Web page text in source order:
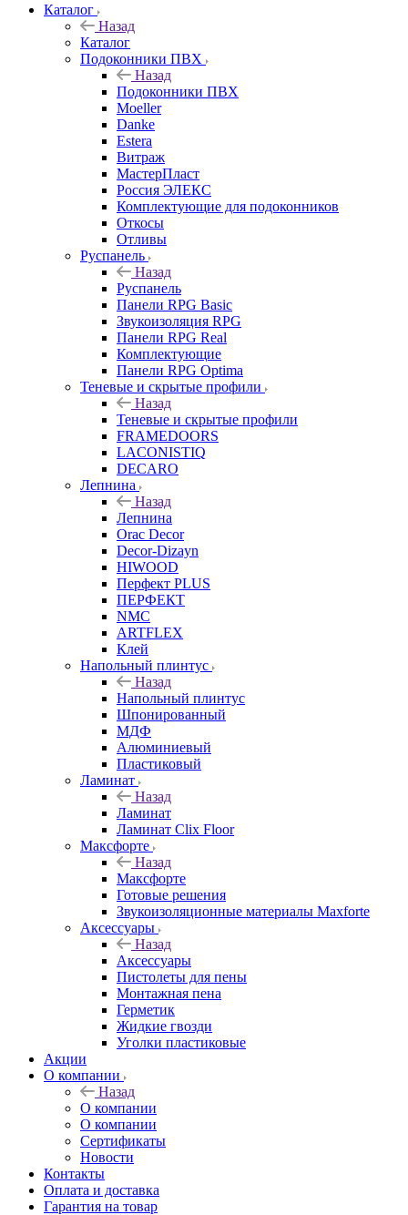
Каталог
Назад
Каталог
Подоконники ПВХ
Назад
Подоконники ПВХ
Moeller
Danke
Estera
Витраж
МастерПласт
Россия ЭЛЕКС
Комплектующие для подоконников
Откосы
Отливы
Руспанель
Назад
Руспанель
Панели RPG Basic
Звукоизоляция RPG
Панели RPG Real
Комплектующие
Панели RPG Optima
Теневые и скрытые профили
Назад
Теневые и скрытые профили
FRAMEDOORS
LACONISTIQ
DECARO
Лепнина
Назад
Лепнина
Orac Decor
Decor-Dizayn
HIWOOD
Перфект PLUS
ПЕРФЕКТ
NMC
ARTFLEX
Клей
Напольный плинтус
Назад
Напольный плинтус
Шпонированный
МДФ
Алюминиевый
Пластиковый
Ламинат
Назад
Ламинат
Ламинат Clix Floor
Максфорте
Назад
Максфорте
Готовые решения
Звукоизоляционные материалы Maxforte
Аксессуары
Назад
Аксессуары
Пистолеты для пены
Монтажная пена
Герметик
Жидкие гвозди
Уголки пластиковые
Акции
О компании
Назад
О компании
О компании
Сертификаты
Новости
Контакты
Оплата и доставка
Гарантия на товар